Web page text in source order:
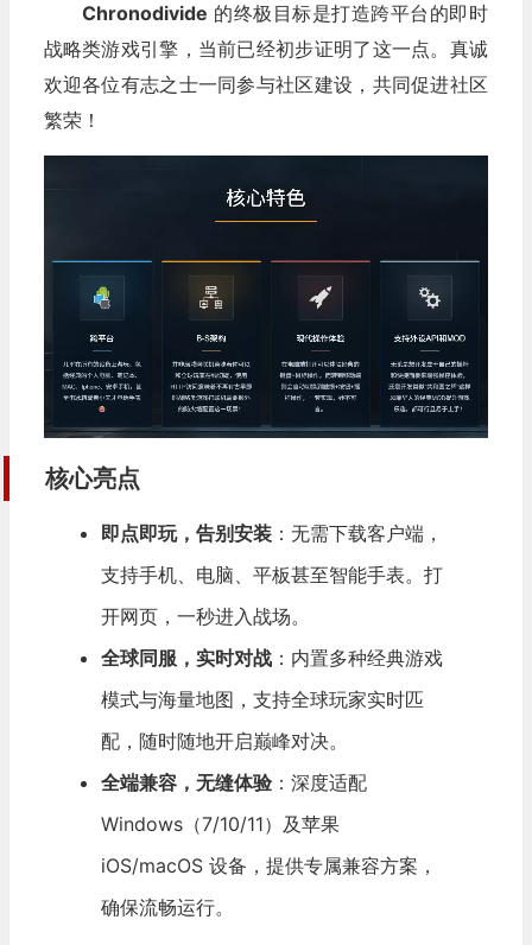
Chronodivide 的终极目标是打造跨平台的即时
战略类游戏引擎，当前已经初步证明了这一点。真诚
欢迎各位有志之士一同参与社区建设，共同促进社区
繁荣！
核心亮点
即点即玩，告别安装：无需下载客户端，
支持手机、电脑、平板甚至智能手表。打
开网页，一秒进入战场。
全球同服，实时对战：内置多种经典游戏
模式与海量地图，支持全球玩家实时匹
配，随时随地开启巅峰对决。
全端兼容，无缝体验：深度适配
Windows（7/10/11）及苹果
iOS/macOS 设备，提供专属兼容方案，
确保流畅运行。